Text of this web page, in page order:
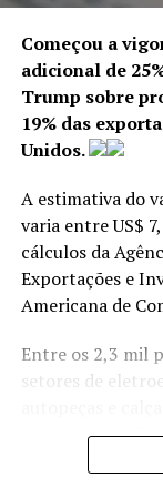
trabalhadores
suspenso, o
que o
demitido. No
equivale ao
trabalhador
70% do seguro-
No caso da
equivale a
trabalhadores de
do seguro para
empresas.Fonte:
ATÉ A PRÓXIMA
O relatório
instantâneos
bancos digitais.
Ao mesmo
Começou a
adicional de
Trump sobre
19% das
Unidos.
A estimativa do
varia entre US$
cálculos da
Exportações e
Americana de
Entre os 2,3 mil
setores de
estão isentos
previstos